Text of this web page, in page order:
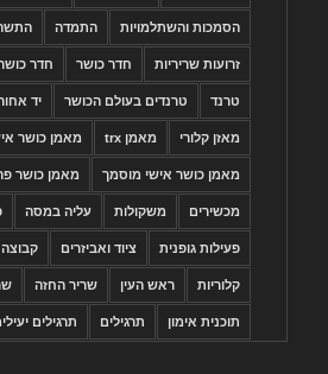
הסמכות והשתלמויות התמדה
זרועות שריריות חדר כושר חדר
טרנד טרנדים בעולם הכושר יד
מאזן קלורי מאמן trx מאמן כושר
מאמן כושר אישי מוסמך מאמן כושר
מכשירים משקולות עליה במסה
פעילות גופנית ציוד ואביזרים קבוצה
קלוריות ראש העין שריר החזה
תוכנית אימון תרגילים תרגילים